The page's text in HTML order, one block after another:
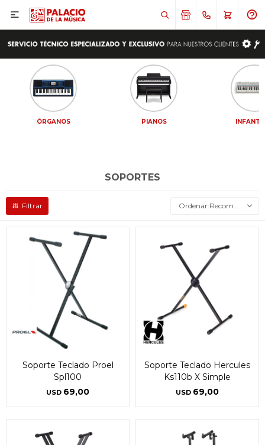

ÓRGANOS PIANOS
SOPORTES
Recomendados
Soporte Teclado Proel
Spl100
USD 69,00
Soporte Teclado Hercules
Ks110b X Simple
USD 69,00